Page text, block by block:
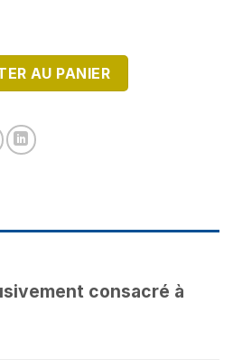
N°23 - Version
AU PANIER
consacré à